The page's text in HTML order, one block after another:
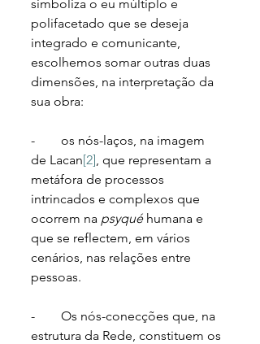
simboliza o eu múltiplo e
polifacetado que se deseja
integrado e comunicante,
escolhemos somar outras duas
dimensões, na interpretação da
sua obra:
-        os nós-laços, na imagem
de Lacan[2], que representam a
metáfora de processos
intrincados e complexos que
ocorrem na psyqué humana e
que se reflectem, em vários
cenários, nas relações entre
pessoas.
-        Os nós-conecções que, na
estrutura da Rede, constituem os